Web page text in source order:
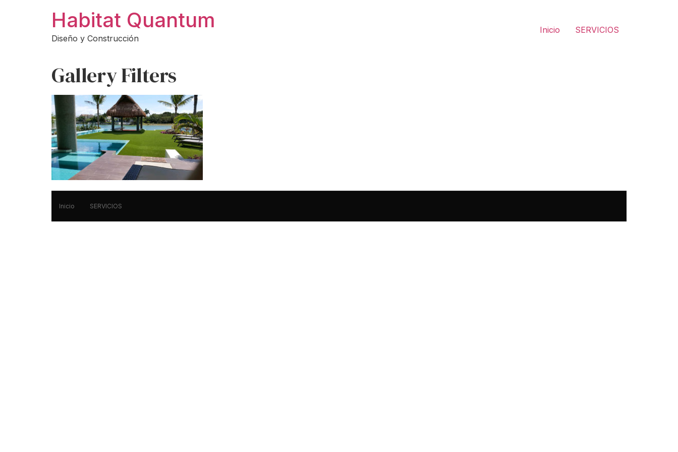
Habitat Quantum
Diseño y Construcción
Inicio SERVICIOS
Gallery Filters
Inicio SERVICIOS